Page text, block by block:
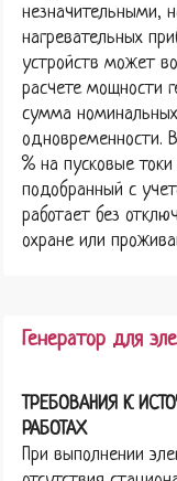
незначительными,
нагревательных
устройств может
расчете мощности
сумма
одновременности.
% на пусковые
подобранный с
работает без
охране или
Генератор для
ТРЕБОВАНИЯ К
РАБОТАХ
При выполнении